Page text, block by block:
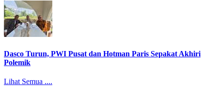
Dasco Turun, PWI Pusat dan Hotman Paris Sepakat Akhiri
Polemik
Lihat Semua ....